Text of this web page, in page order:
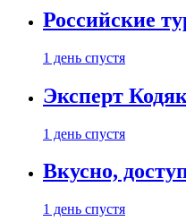
Российские
1 день спустя
Эксперт
1 день спустя
Вкусно,
1 день спустя